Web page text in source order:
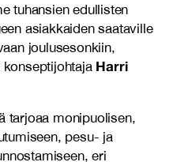
tuhansien edullisten
asiakkaiden saataville
joulusesonkiin,
Harri
tarjoaa monipuolisen,
pesu- ja
eri